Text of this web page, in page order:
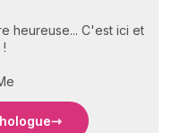
heureuse... C'est ici et